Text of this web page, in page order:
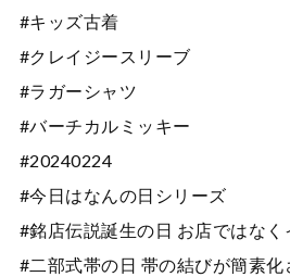
#キッズ古着
#クレイジースリーブ
#ラガーシャツ
#バーチカルミッキー
#20240224
#今日はなんの日シリーズ
#銘店伝説誕生の日 お店ではな
#二部式帯の日 帯の結びが簡素